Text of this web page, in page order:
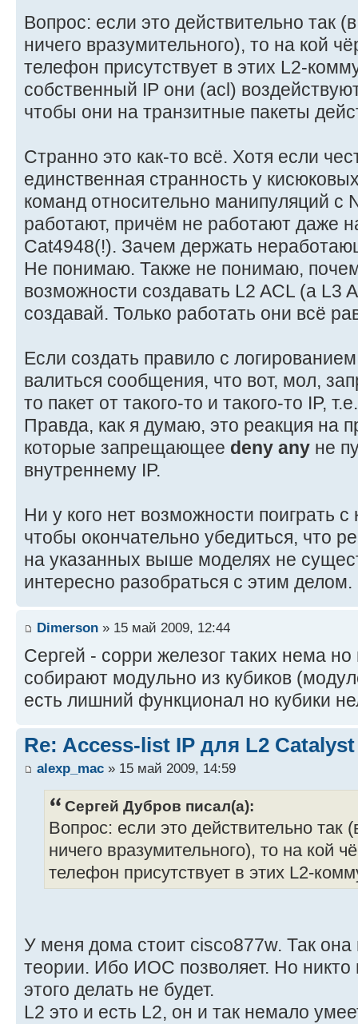
Вопрос: если это действительно так
ничего вразумительного), то на кой
телефон присутствует в этих L2-
собственный IP они (acl)
чтобы они на транзитные пакеты
Странно это как-то всё. Хотя если
единственная странность у
команд относительно манипуляций с
работают, причём не работают даже
Cat4948(!). Зачем держать
Не понимаю. Также не понимаю,
возможности создавать L2 ACL (а L3
создавай. Только работать они всё
Если создать правило с
валиться сообщения, что вот, мол,
то пакет от такого-то и такого-то IP,
Правда, как я думаю, это реакция на
которые запрещающее deny any не
внутреннему IP.
Ни у кого нет возможности поиграть
чтобы окончательно убедиться, что
на указанных выше моделях не
интересно разобраться с этим делом.
Dimerson » 15 май 2009, 12:44
Сергей - сорри железог таких нема
собирают модульно из кубиков
есть лишний функционал но кубики
Re: Access-list IP для L2 Catalyst
alexp_mac » 15 май 2009, 14:59
Сергей Дубров писал(а):
Вопрос: если это действительно
ничего вразумительного), то на кой
телефон присутствует в этих L2-
У меня дома стоит cisco877w. Так она
теории. Ибо ИОС позволяет. Но никто
этого делать не будет.
L2 это и есть L2, он и так немало